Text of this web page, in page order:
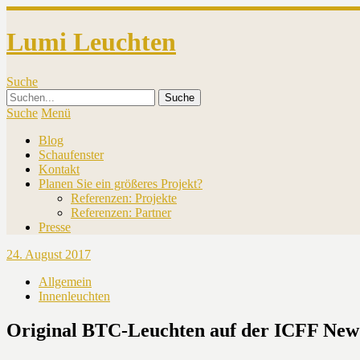
Lumi Leuchten
Suche
Suche Menü
Blog
Schaufenster
Kontakt
Planen Sie ein größeres Projekt?
Referenzen: Projekte
Referenzen: Partner
Presse
24. August 2017
Allgemein
Innenleuchten
Original BTC-Leuchten auf der ICFF